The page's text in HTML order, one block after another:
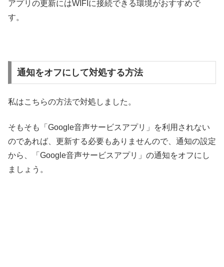
アプリの更新にはWIFIに接続できる環境がおすすめで
す。
通知をオフにして対処する方法
私はこちらの方法で対処しました。
そもそも「Google音声サービスアプリ」を利用されない
のであれば、更新する必要もありませんので、通知の設定
から、「Google音声サービスアプリ」の通知をオフにし
ましょう。